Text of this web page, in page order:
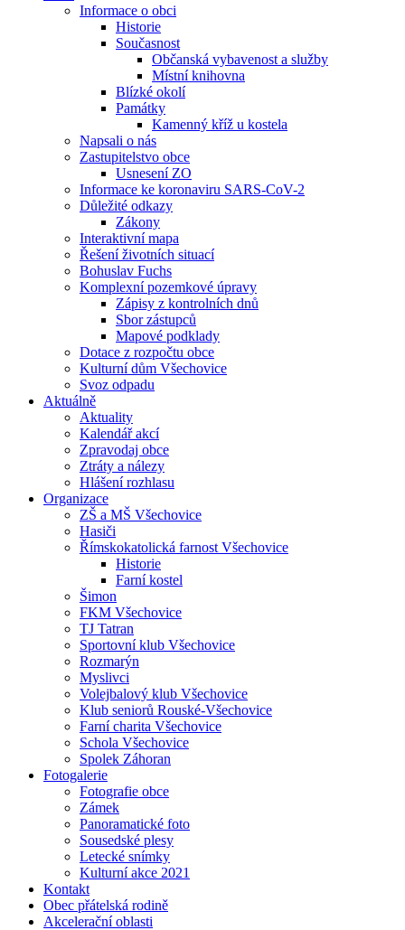
Informace o obci
Historie
Současnost
Občanská vybavenost a služby
Místní knihovna
Blízké okolí
Památky
Kamenný kříž u kostela
Napsali o nás
Zastupitelstvo obce
Usnesení ZO
Informace ke koronaviru SARS-CoV-2
Důležité odkazy
Zákony
Interaktivní mapa
Řešení životních situací
Bohuslav Fuchs
Komplexní pozemkové úpravy
Zápisy z kontrolních dnů
Sbor zástupců
Mapové podklady
Dotace z rozpočtu obce
Kulturní dům Všechovice
Svoz odpadu
Aktuálně
Aktuality
Kalendář akcí
Zpravodaj obce
Ztráty a nálezy
Hlášení rozhlasu
Organizace
ZŠ a MŠ Všechovice
Hasiči
Římskokatolická farnost Všechovice
Historie
Farní kostel
Šimon
FKM Všechovice
TJ Tatran
Sportovní klub Všechovice
Rozmarýn
Myslivci
Volejbalový klub Všechovice
Klub seniorů Rouské-Všechovice
Farní charita Všechovice
Schola Všechovice
Spolek Záhoran
Fotogalerie
Fotografie obce
Zámek
Panoramatické foto
Sousedské plesy
Letecké snímky
Kulturní akce 2021
Kontakt
Obec přátelská rodině
Akcelerační oblasti